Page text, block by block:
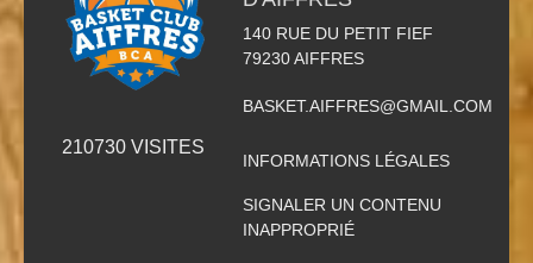
210730 VISITES
140 RUE DU PETIT FIEF
79230AIFFRES
BASKET.AIFFRES@GMAIL.COM
INFORMATIONS LÉGALES
SIGNALER UN CONTENU
INAPPROPRIÉ